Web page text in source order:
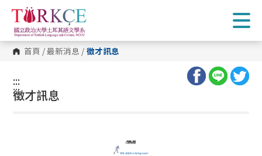
跳
到
主
要
內
容 首頁 /最新消息 / 徵才訊息
:::
:::
徵才訊息